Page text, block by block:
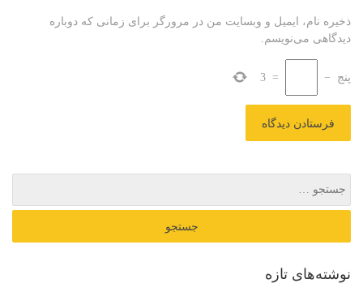
ذخیره نام، ایمیل و وبسایت من در مرورگر برای زمانی که دوباره
دیدگاهی می‌نویسم.
پنج −
=
3
نوشته‌های تازه